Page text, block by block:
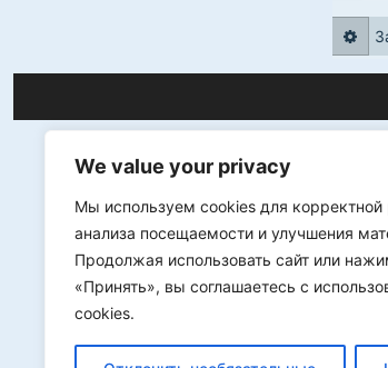
We value your privacy
Мы используем cookies для корректной
анализа посещаемости и улучшения
Продолжая использовать сайт или
«Принять», вы соглашаетесь с
cookies.